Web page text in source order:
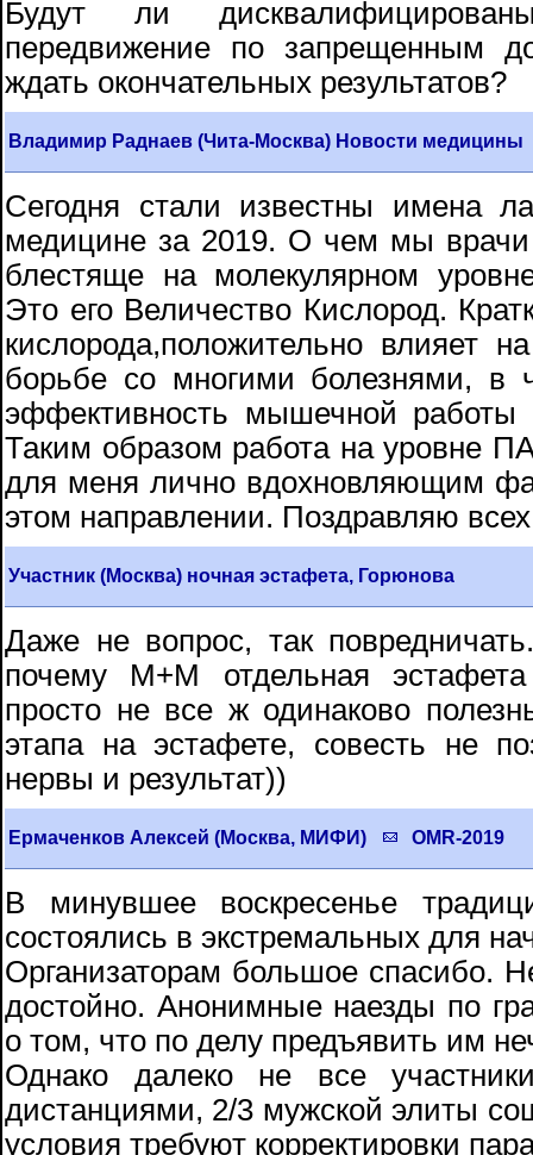
Будут ли
передвижение по запрещенным
ждать окончательных результатов?
Владимир Раднаев (Чита-Москва) Новости медицины
Сегодня стали известны имена
медицине за 2019. О чем мы врачи
блестяще на молекулярном
Это его Величество Кислород.
кислорода,положительно влияет
борьбе со многими болезнями, в
эффективность мышечной работы
Таким образом работа на уровне
для меня лично вдохновляющим
этом направлении. Поздравляю
Участник (Москва) ночная эстафета, Горюнова
Даже не вопрос, так
почему М+М отдельная
просто не все ж одинаково
этапа на эстафете, совесть не
нервы и результат))
Ермаченков Алексей (Москва, МИФИ) OMR-2019
В минувшее воскресенье
состоялись в экстремальных для
Организаторам большое спасибо.
достойно. Анонимные наезды по
о том, что по делу предъявить им
Однако далеко не все
дистанциями, 2/3 мужской элиты
условия требуют корректировки